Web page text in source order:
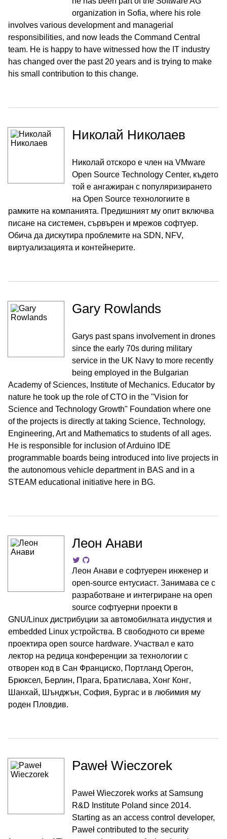
organization in Sofia, where his role
involves various development and managerial
responsibilities, and now leads the Command Central
team. He is happy to have witnessed how the IT industry
has changed over the past 20 years and is trying to make
his small contribution to this change.
Николай Николаев
Николай отскоро е член на VMware
Open Source Technology Center, където
той е ангажиран с популяризирането
на Open Source технологиите в
рамките на компанията. Предишният му опит включва
писане на системен, сървърен и мрежов софтуер.
Обича да дискутира проблемите на SDN, NFV,
виртуализацията и контейнерите.
Gary Rowlands
Garys past spans involvement in drones
since the early 70s during military
service in the UK Navy to more recently
being employed in the Bulgarian
Academy of Sciences, Institute of Mechanics. Educator by
nature he took up the role of CTO in the "Vision for
Science and Technology Growth" Foundation where one
of the projects is directly at taking Science, Technology,
Engineering, Art and Mathematics to students of all ages.
He is responsible for inclusion of Arduino IDE
programmable boards being introduced into live projects in
the autonomous vehicle department in BAS and in a
STEAM educational initiative here in BG.
Леон Анави
Леон Анави e софтуерен инженер и
open-source ентусиаст. Занимава се с
разработване и интегриране на open
source софтуерни проекти в
GNU/Linux дистрибуции за автомобилната индустия и
embedded Linux устройства. В свободното си време
проектира open source hardware. Участвал е като
лектор на редица конференции за технологии с
отворен код в Сан Франциско, Портланд Орегон,
Брюксел, Берлин, Прага, Братислава, Хонг Конг,
Шанхай, Шънджън, София, Бургас и в любимия му
роден Пловдив.
Paweł Wieczorek
Paweł Wieczorek works at Samsung
R&D Institute Poland since 2014.
Starting as an access control developer,
Paweł contributed to the security